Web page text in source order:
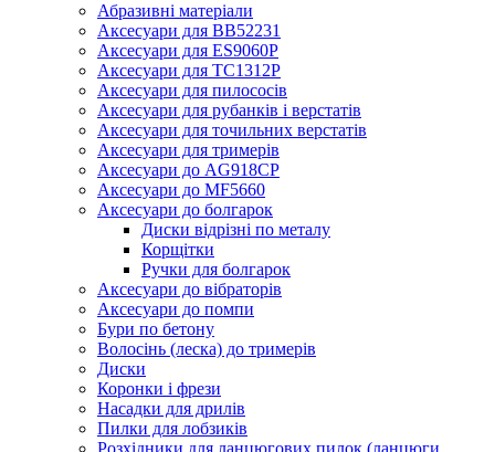
Абразивні матеріали
Аксесуари для BB52231
Аксесуари для ES9060P
Аксесуари для TC1312P
Аксесуари для пилососів
Аксесуари для рубанків і верстатів
Аксесуари для точильних верстатів
Аксесуари для тримерів
Аксесуари до AG918CP
Аксесуари до MF5660
Аксесуари до болгарок
Диски відрізні по металу
Корщітки
Ручки для болгарок
Аксесуари до вібраторів
Аксесуари до помпи
Бури по бетону
Волосінь (леска) до тримерів
Диски
Коронки і фрези
Насадки для дрилів
Пилки для лобзиків
Розхідники для ланцюгових пилок (ланцюги,